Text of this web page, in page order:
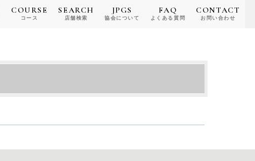
COURSE
コース
SEARCH
店舗検索
JPGS
協会について
FAQ
よくある質問
CONTACT
お問い合わせ